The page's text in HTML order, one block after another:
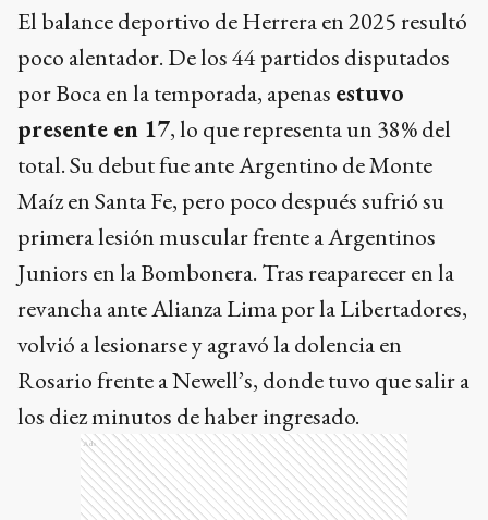
El balance deportivo de Herrera en 2025 resultó
poco alentador. De los 44 partidos disputados
por Boca en la temporada, apenas estuvo
presente en 17, lo que representa un 38% del
total. Su debut fue ante Argentino de Monte
Maíz en Santa Fe, pero poco después sufrió su
primera lesión muscular frente a Argentinos
Juniors en la Bombonera. Tras reaparecer en la
revancha ante Alianza Lima por la Libertadores,
volvió a lesionarse y agravó la dolencia en
Rosario frente a Newell’s, donde tuvo que salir a
los diez minutos de haber ingresado.
Ads